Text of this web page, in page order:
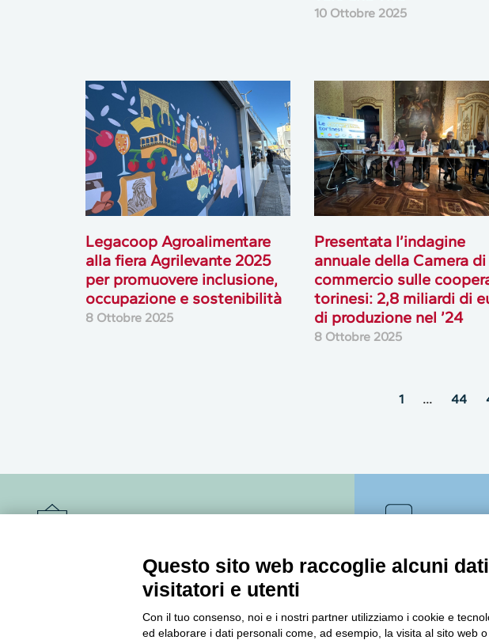
10 Ottobre 2025
Legacoop Agroalimentare
alla fiera Agrilevante 2025
per promuovere inclusione,
occupazione e sostenibilità
8 Ottobre 2025
Presentata l’indagine
annuale della Camera di
commercio sulle
torinesi: 2,8 miliardi di
di produzione nel ’24
8 Ottobre 2025
1 … 44
Newsletter
Accedi o iscriviti alla nostra Newsletter Legacoop
Informazioni per restare sempre aggiornati sul
Questo sito web raccoglie alcuni
visitatori e utenti
Con il tuo consenso, noi e i nostri partner utilizziamo i cookie e
ed elaborare i dati personali come, ad esempio, la visita al sito web